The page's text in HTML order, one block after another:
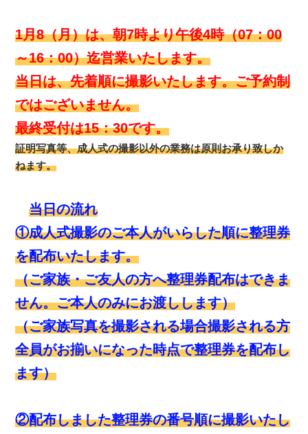
1月8（月）は、朝7時より午後4時（07：00
～16：00）迄営業いたします。
当日は、先着順に撮影いたします。ご予約制
ではございません。
最終受付は15：30です。
証明写真等、成人式の撮影以外の業務は原則お承り致しか
ねます。
当日の流れ
①成人式撮影のご本人がいらした順に整理券
を配布いたします。
（ご家族・ご友人の方へ整理券配布はできま
せん。ご本人のみにお渡しします）
（ご家族写真を撮影される場合撮影される方
全員がお揃いになった時点で整理券を配布し
ます）
②配布しました整理券の番号順に撮影いたし